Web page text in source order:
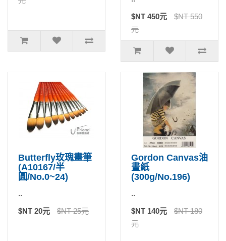
$NT 450元
$NT 550
元
Butterfly玫瑰畫筆
(A10167/半
圓/No.0~24)
..
$NT 20元 $NT 25元
Gordon Canvas油
畫紙
(300g/No.196)
..
$NT 140元
$NT 180
元